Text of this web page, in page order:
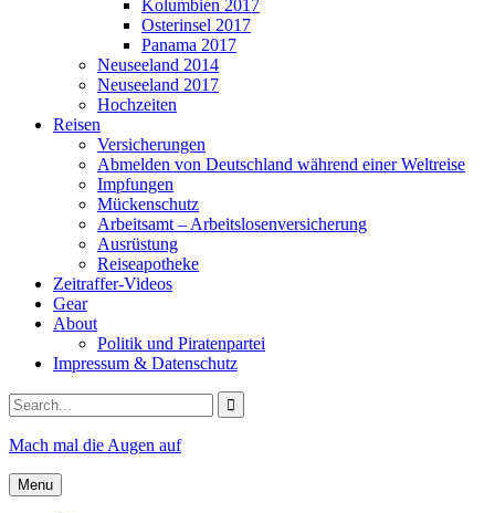
Kolumbien 2017
Osterinsel 2017
Panama 2017
Neuseeland 2014
Neuseeland 2017
Hochzeiten
Reisen
Versicherungen
Abmelden von Deutschland während einer Weltreise
Impfungen
Mückenschutz
Arbeitsamt – Arbeitslosenversicherung
Ausrüstung
Reiseapotheke
Zeitraffer-Videos
Gear
About
Politik und Piratenpartei
Impressum & Datenschutz
Search
for:
Mach mal die Augen auf
Menu